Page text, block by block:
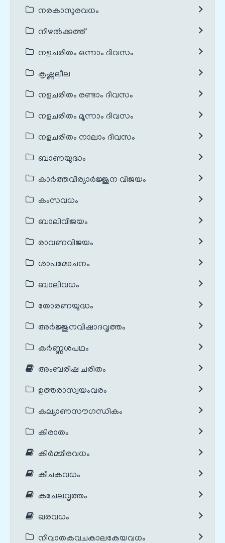
നരകാസുരവധം
നിഴൽക്കുത്ത്
നളചരിതം ഒന്നാം ദിവസം
കൃഷ്ണലീല
നളചരിതം രണ്ടാം ദിവസം
നളചരിതം മൂന്നാം ദിവസം
നളചരിതം നാലാം ദിവസം
ബാണയുദ്ധം
കാർത്തവീര്യാർജ്ജുന വിജയം
കംസവധം
ബാലിവിജയം
രാവണവിജയം
ശാപമോചനം
ബാലിവധം
തോരണയുദ്ധം
അർജ്ജുനവിഷാദവൃത്തം
കർണ്ണശപഥം
അംബരീഷ ചരിതം
ഉത്തരാസ്വയംവരം
കല്യാണസൗഗന്ധികം
കിരാതം
കിർമ്മീരവധം
കീചകവധം
കുചേലവൃത്തം
ഖരവധം
നിവാതകവചകാലകേയവധം